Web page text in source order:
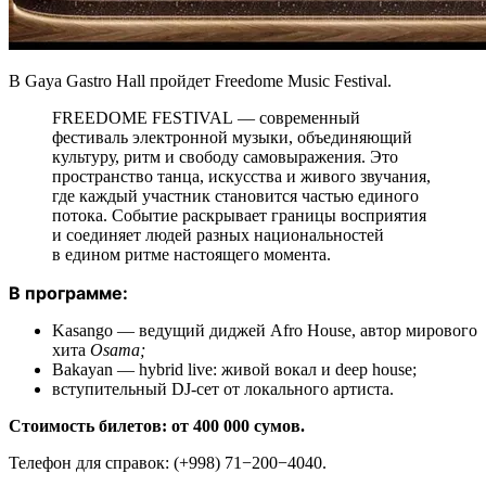
В Gaya Gastro Hall пройдет Freedome Music Festival.
FREEDOME FESTIVAL — современный
фестиваль электронной музыки, объединяющий
культуру, ритм и свободу самовыражения. Это
пространство танца, искусства и живого звучания,
где каждый участник становится частью единого
потока. Событие раскрывает границы восприятия
и соединяет людей разных национальностей
в едином ритме настоящего момента.
В программе:
Kasango — ведущий диджей Afro House, автор мирового
хита Osama;
Bakayan — hybrid live: живой вокал и deep house;
вступительный DJ-сет от локального артиста.
Стоимость билетов: от 400 000 сумов.
Телефон для справок: (+998) 71−200−4040.